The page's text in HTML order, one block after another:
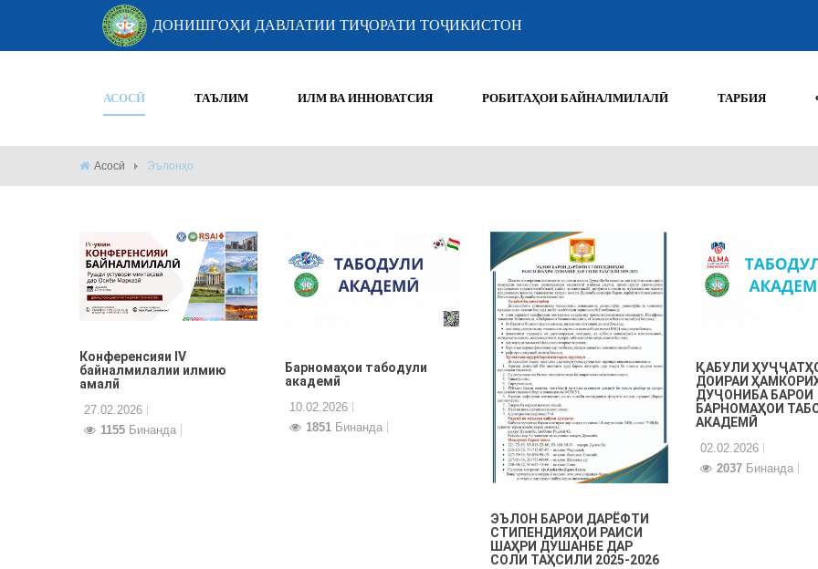
ДОНИШГОҲИ ДАВЛАТИИ ТИҶОРАТИ ТОҶИКИСТОН
АСОСӢ ТАЪЛИМ ИЛМ ВА ИННОВАТСИЯ РОБИТАҲОИ БАЙНАЛМИЛАЛӢ ТАРБИЯ
Асосӣ Эълонҳо
Конференсияи IV
байналмилалии илмию
амалӣ
27.02.2026
1155 Бинанда
Барномаҳои табодули
академӣ
10.02.2026
1851 Бинанда
ЭЪЛОН БАРОИ ДАРЁФТИ
СТИПЕНДИЯҲОИ РАИСИ
ШАҲРИ ДУШАНБЕ ДАР
СОЛИ ТАҲСИЛИ 2025-2026
ҚАБУЛИ
ДОИРАИ
ДУҶОНИБА БАРОИ
БАРНОМАҲОИ
АКАДЕМӢ
02.02.2026
2037 Бинанда